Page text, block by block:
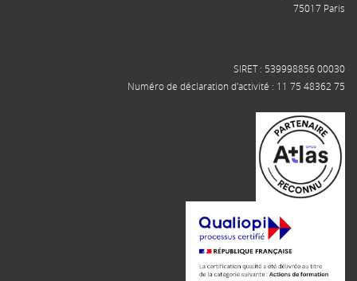
75017 Paris
SIRET : 539998856 00030
Numéro de déclaration d'activité : 11 75 48362 75